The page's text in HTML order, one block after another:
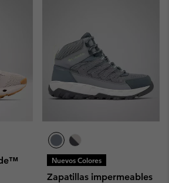
Nuevos Colores
Zapatillas impermeables